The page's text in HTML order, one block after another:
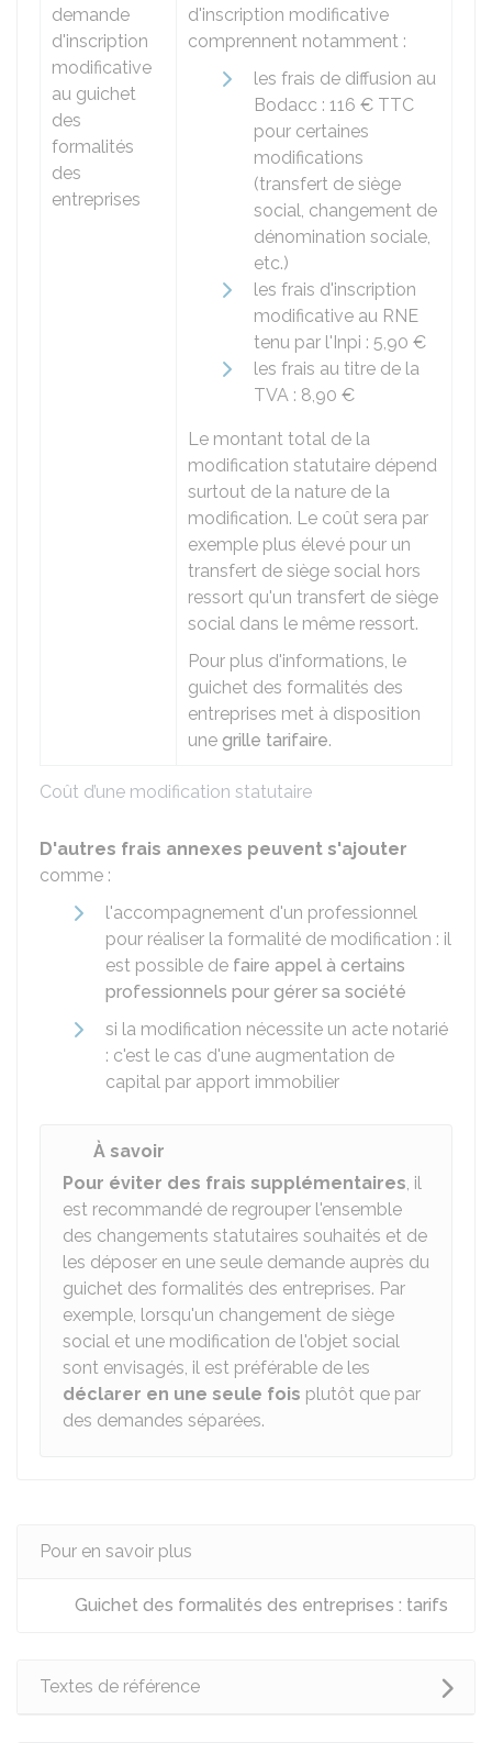
Coût d’une modification statutaire
demande
d'inscription
modificative
au guichet
des
formalités
des
entreprises
d'inscription modificative
comprennent notamment :
les frais de diffusion au
Bodacc : 116 € TTC
pour certaines
modifications
(transfert de siège
social, changement de
dénomination sociale,
etc.)
les frais d'inscription
modificative au RNE
tenu par l'Inpi : 5,90 €
les frais au titre de la
TVA : 8,90 €
Le montant total de la
modification statutaire dépend
surtout de la nature de la
modification. Le coût sera par
exemple plus élevé pour un
transfert de siège social hors
ressort qu'un transfert de siège
social dans le même ressort.
Pour plus d'informations, le
guichet des formalités des
entreprises met à disposition
une grille tarifaire.
D'autres frais annexes peuvent s'ajouter
comme :
l'accompagnement d'un professionnel
pour réaliser la formalité de modification : il
est possible de faire appel à certains
professionnels pour gérer sa société
si la modification nécessite un acte notarié
: c'est le cas d'une augmentation de
capital par apport immobilier
À savoir
Pour éviter des frais supplémentaires, il
est recommandé de regrouper l'ensemble
des changements statutaires souhaités et de
les déposer en une seule demande auprès du
guichet des formalités des entreprises. Par
exemple, lorsqu'un changement de siège
social et une modification de l'objet social
sont envisagés, il est préférable de les
déclarer en une seule fois plutôt que par
des demandes séparées.
Pour en savoir plus
Guichet des formalités des entreprises : tarifs
Textes de référence